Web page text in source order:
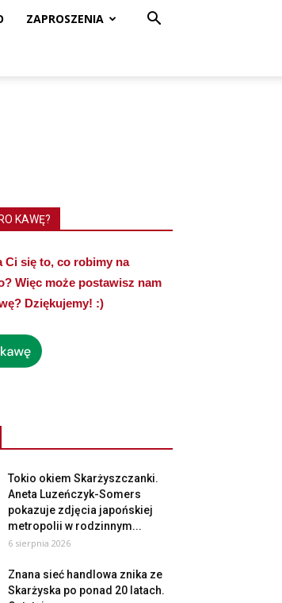
ZAPROSZENIA
KAWĘ?
Ci się to, co robimy na
Więc może postawisz nam
Dziękujemy! :)
Tokio okiem Skarżyszczanki.
Aneta Luzeńczyk-Somers
pokazuje zdjęcia japońskiej
metropolii w rodzinnym...
6 sierpnia 2026
Znana sieć handlowa znika ze
Skarżyska po ponad 20 latach.